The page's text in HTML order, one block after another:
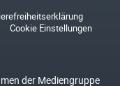
Cookie Einstellungen
der Mediengruppe